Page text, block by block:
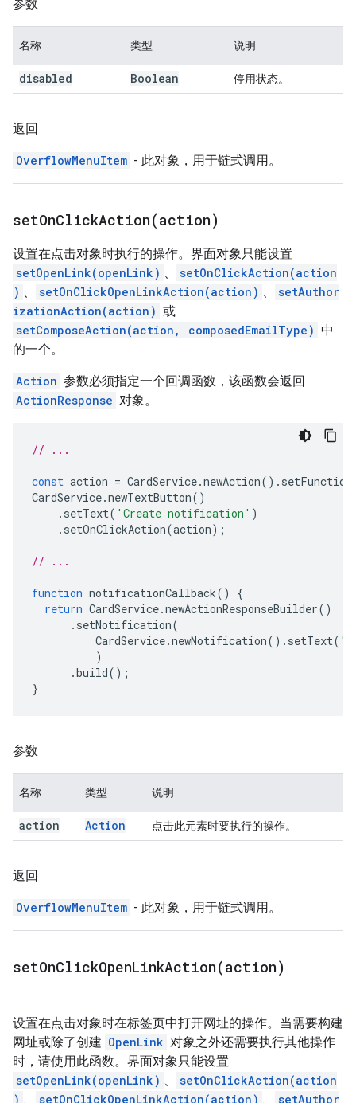
参数
名称 类型 说明
disabled Boolean 停用状态。
返回
OverflowMenuItem - 此对象，用于链式调用。
setOnClickAction(action)
设置在点击对象时执行的操作。界面对象只能设置
setOpenLink(openLink) 、
setOnClickAction(action
) 、 setOnClickOpenLinkAction(action) 、
setAuthor
izationAction(action) 或
setComposeAction(action, composedEmailType) 中
的一个。
Action 参数必须指定一个回调函数，该函数会返回
ActionResponse 对象。
// ...
const action = CardService.newAction().
CardService.newTextButton()
. setText( 'Create notification' )
. setOnClickAction(action);
// ...
function notificationCallback()
{
return CardService.newActionResponseBuilder()
. setNotification(
CardService.newNotification(). setText(
)
.build();
}
参数
名称 类型 说明
action Action 点击此元素时要执行的操作。
返回
OverflowMenuItem - 此对象，用于链式调用。
setOnClickOpenLinkAction(action)
设置在点击对象时在标签页中打开网址的操作。当需要构建
网址或除了创建 OpenLink 对象之外还需要执行其他操作
时，请使用此函数。界面对象只能设置
setOpenLink(openLink) 、
setOnClickAction(action
)
setOnClickOpenLinkAction(action) setAuthor